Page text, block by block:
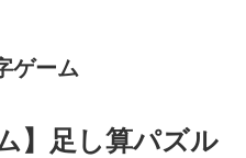
病院・施設 介護保険制度
ゲーム
】足し算パズル